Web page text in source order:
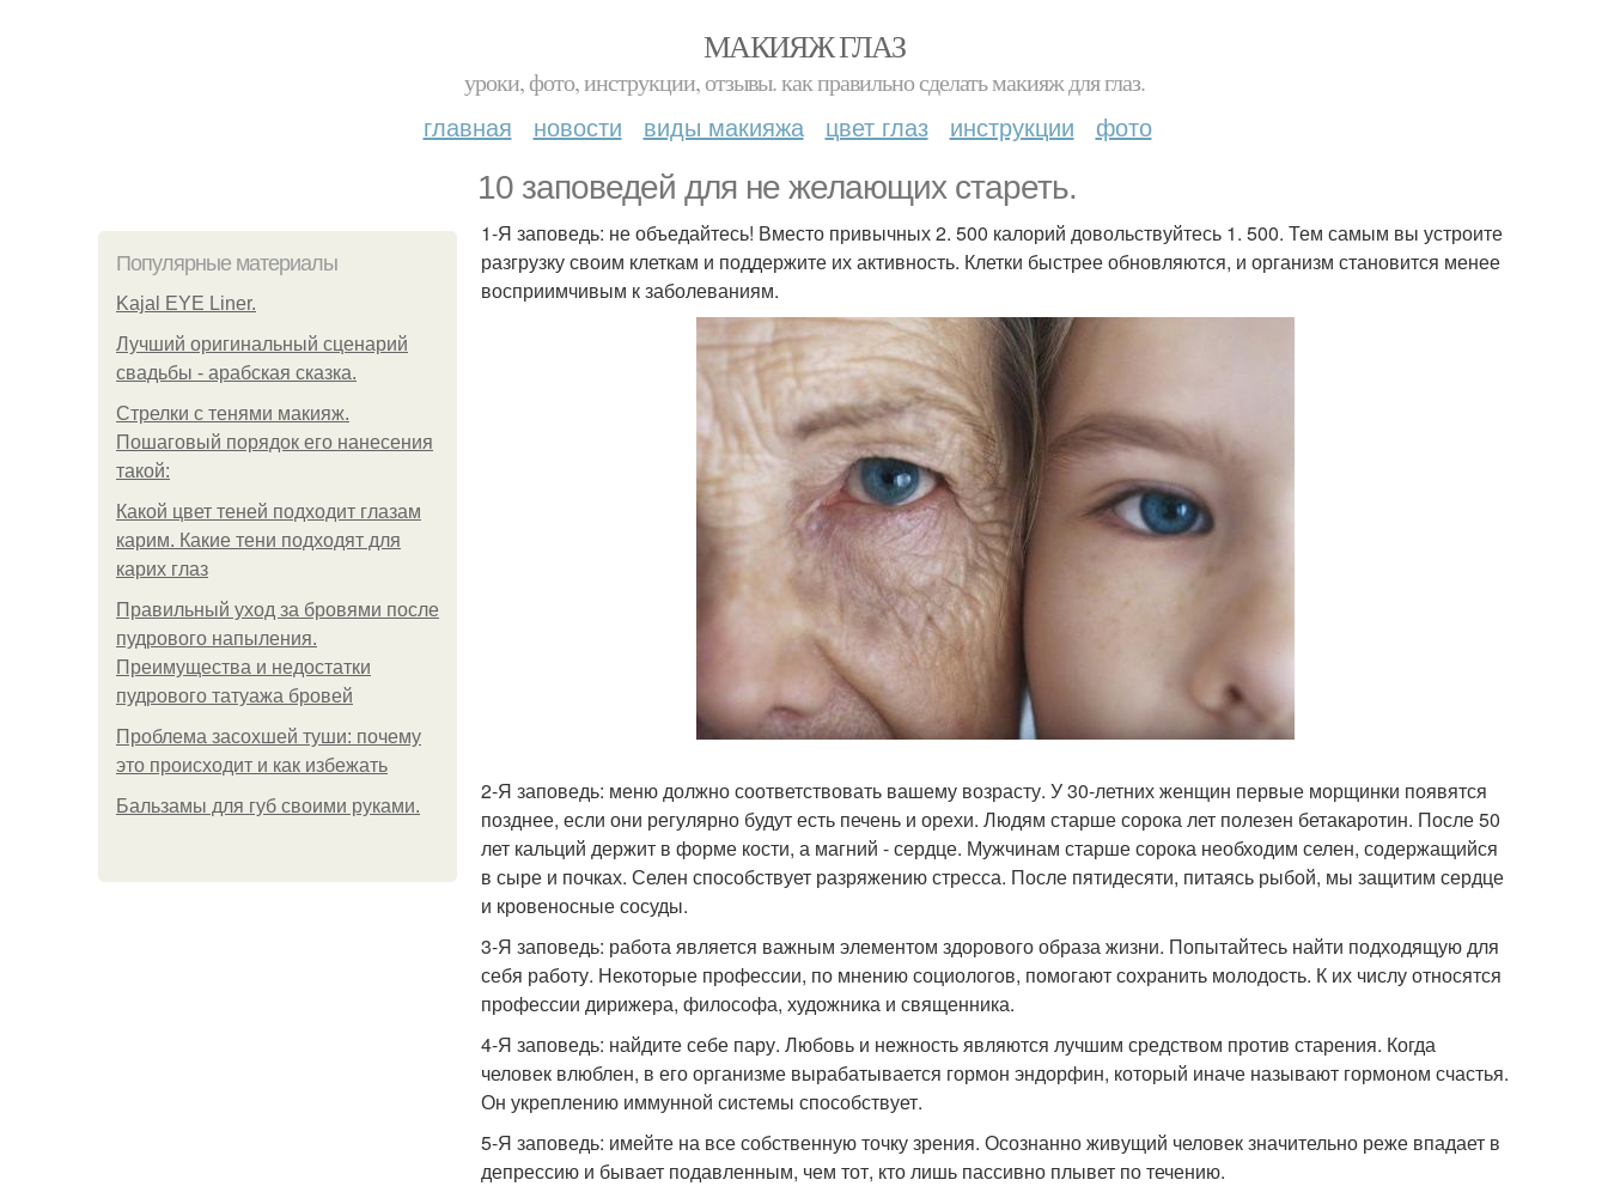
МАКИЯЖ ГЛАЗ
уроки, фото, инструкции, отзывы. как правильно сделать макияж для глаз.
главная новости виды макияжа цвет глаз инструкции фото
10 заповедей для не желающих стареть.
Популярные материалы
Kajal EYE Liner.
Лучший оригинальный сценарий
свадьбы - арабская сказка.
Стрелки с тенями макияж.
Пошаговый порядок его нанесения
такой:
Какой цвет теней подходит глазам
карим. Какие тени подходят для
карих глаз
Правильный уход за бровями после
пудрового напыления.
Преимущества и недостатки
пудрового татуажа бровей
Проблема засохшей туши: почему
это происходит и как избежать
Бальзамы для губ своими руками.
1-Я заповедь: не объедайтесь! Вместо привычных 2. 500 калорий довольствуйтесь 1. 500. Тем самым вы устроите
разгрузку своим клеткам и поддержите их активность. Клетки быстрее обновляются, и организм становится менее
восприимчивым к заболеваниям.
2-Я заповедь: меню должно соответствовать вашему возрасту. У 30-летних женщин первые морщинки появятся
позднее, если они регулярно будут есть печень и орехи. Людям старше сорока лет полезен бетакаротин. После 50
лет кальций держит в форме кости, а магний - сердце. Мужчинам старше сорока необходим селен, содержащийся
в сыре и почках. Селен способствует разряжению стресса. После пятидесяти, питаясь рыбой, мы защитим сердце
и кровеносные сосуды.
3-Я заповедь: работа является важным элементом здорового образа жизни. Попытайтесь найти подходящую для
себя работу. Некоторые профессии, по мнению социологов, помогают сохранить молодость. К их числу относятся
профессии дирижера, философа, художника и священника.
4-Я заповедь: найдите себе пару. Любовь и нежность являются лучшим средством против старения. Когда
человек влюблен, в его организме вырабатывается гормон эндорфин, который иначе называют гормоном счастья.
Он укреплению иммунной системы способствует.
5-Я заповедь: имейте на все собственную точку зрения. Осознанно живущий человек значительно реже впадает в
депрессию и бывает подавленным, чем тот, кто лишь пассивно плывет по течению.